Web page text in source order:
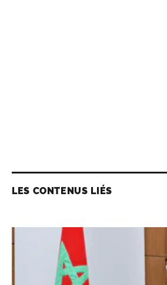
LES CONTENUS LIÉS